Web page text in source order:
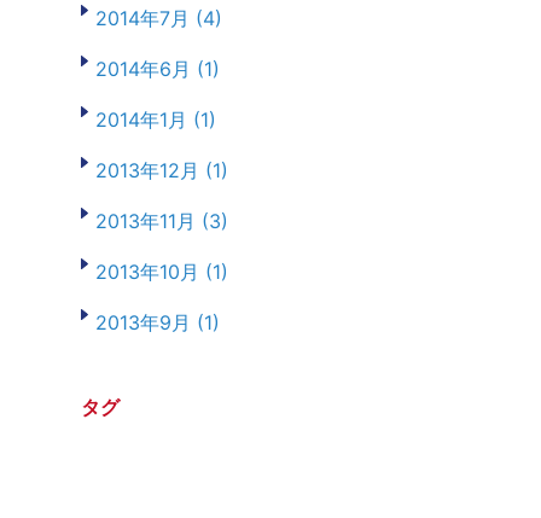
2014年7月 (4)
2014年6月 (1)
2014年1月 (1)
2013年12月 (1)
2013年11月 (3)
2013年10月 (1)
2013年9月 (1)
タグ